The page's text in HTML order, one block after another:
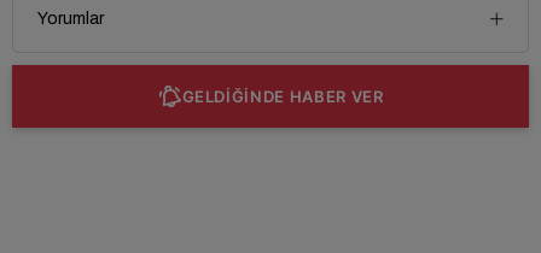
Yorumlar
GELDİĞİNDE HABER VER